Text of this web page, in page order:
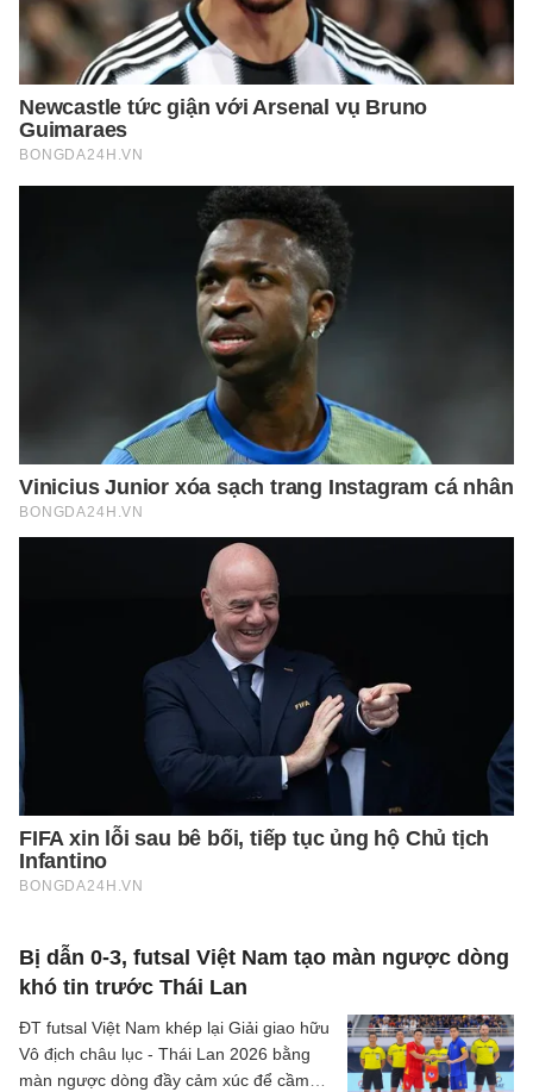
Bị dẫn 0-3, futsal Việt Nam tạo màn ngược dòng
khó tin trước Thái Lan
ĐT futsal Việt Nam khép lại Giải giao hữu
Vô địch châu lục - Thái Lan 2026 bằng
màn ngược dòng đầy cảm xúc để cầm